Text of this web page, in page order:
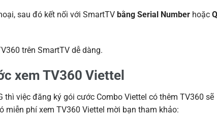
sau đó kết nối với SmartTV bằng Serial Number hoặc
trên SmartTV dễ dàng.
xem TV360 Viettel
việc đăng ký gói cước Combo Viettel có thêm TV360 sẽ
phí xem TV360 Viettel mời bạn tham khảo: